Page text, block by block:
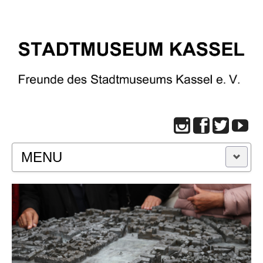
MENU
START
BESUCH
Infos